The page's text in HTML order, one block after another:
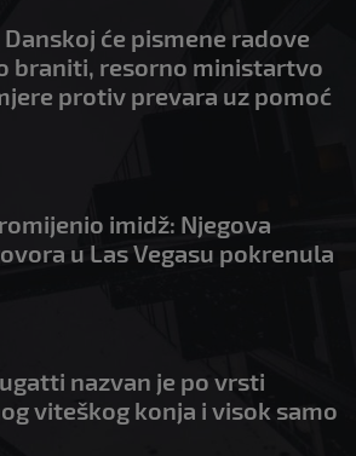
će pismene radove
braniti, resorno ministartvo
protiv prevara uz pomoć
imidž: Njegova
u Las Vegasu pokrenula
nazvan je po vrsti
viteškog konja i visok samo